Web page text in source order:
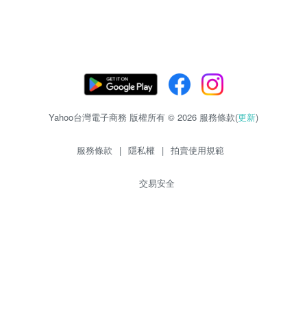
Yahoo台灣電子商務 版權所有 © 2026 服務條款(更新)
服務條款 | 隱私權 | 拍賣使用規範
交易安全